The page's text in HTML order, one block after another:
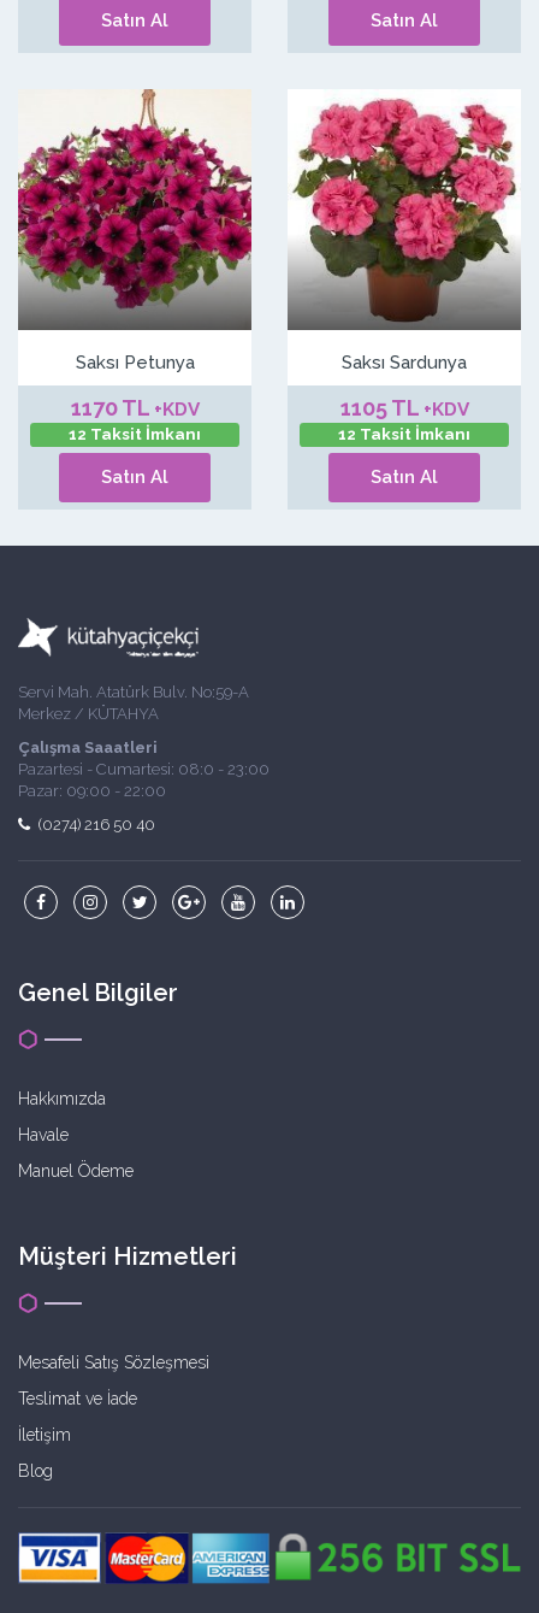
Satın Al Satın Al
Saksı Petunya
1170 TL +KDV
12 Taksit İmkanı
Satın Al
Saksı Sardunya
1105 TL +KDV
12 Taksit İmkanı
Satın Al
Servi Mah. Atatürk Bulv. No:59-A
Merkez / KÜTAHYA
Çalışma Saaatleri
Pazartesi - Cumartesi: 08:0 - 23:00
Pazar: 09:00 - 22:00
(0274) 216 50 40
Genel Bilgiler
Hakkımızda
Havale
Manuel Ödeme
Müşteri Hizmetleri
Mesafeli Satış Sözleşmesi
Teslimat ve İade
İletişim
Blog